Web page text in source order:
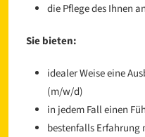
die Pflege des Ihnen
Sie bieten:
idealer Weise eine
(m/w/d)
in jedem Fall einen
bestenfalls Erfahrung